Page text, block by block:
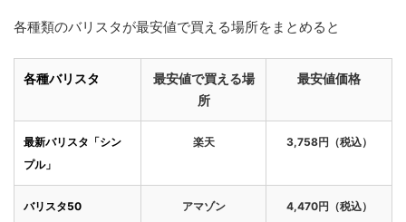
各種類のバリスタが最安値で買える場所をまとめると
各種バリスタ
最安値で買える場
所
最安値価格
最新バリスタ「シン
プル」
楽天 3,758円（税込）
バリスタ50 アマゾン 4,470円（税込）